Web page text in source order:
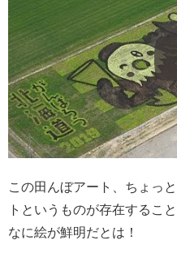
この田んぼアート、ちょっ
トというものが存在するこ
なに絵が鮮明だとは！